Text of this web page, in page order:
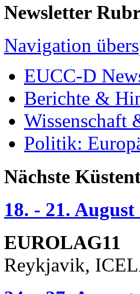
Newsletter
Navigation
EUCC-D
Berichte &
Wissenschaft
Politik:
Nächste
18. - 21. August
EUROLAG11
Reykjavik,